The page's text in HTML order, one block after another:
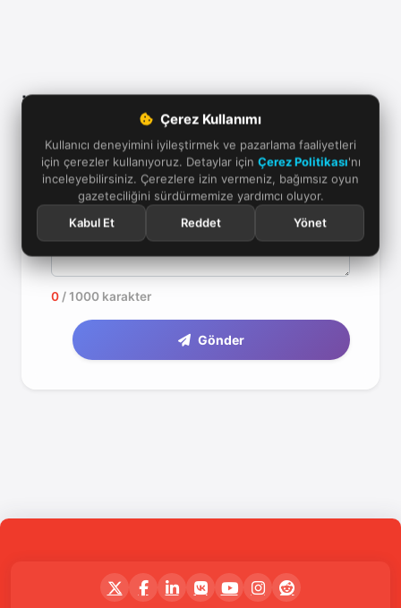
Çerez Kullanımı
Kullanıcı deneyimini iyileştirmek ve pazarlama faaliyetleri
için çerezler kullanıyoruz. Detaylar için Çerez Politikası'nı
inceleyebilirsiniz. Çerezlere izin vermeniz, bağımsız oyun
gazeteciliğini sürdürmemize yardımcı oluyor.
Kabul Et
Reddet Yönet
İlk yorumu yazmak ister misiniz?
Yorum (En az 20 karakter)
0/ 1000 karakter
Gönder